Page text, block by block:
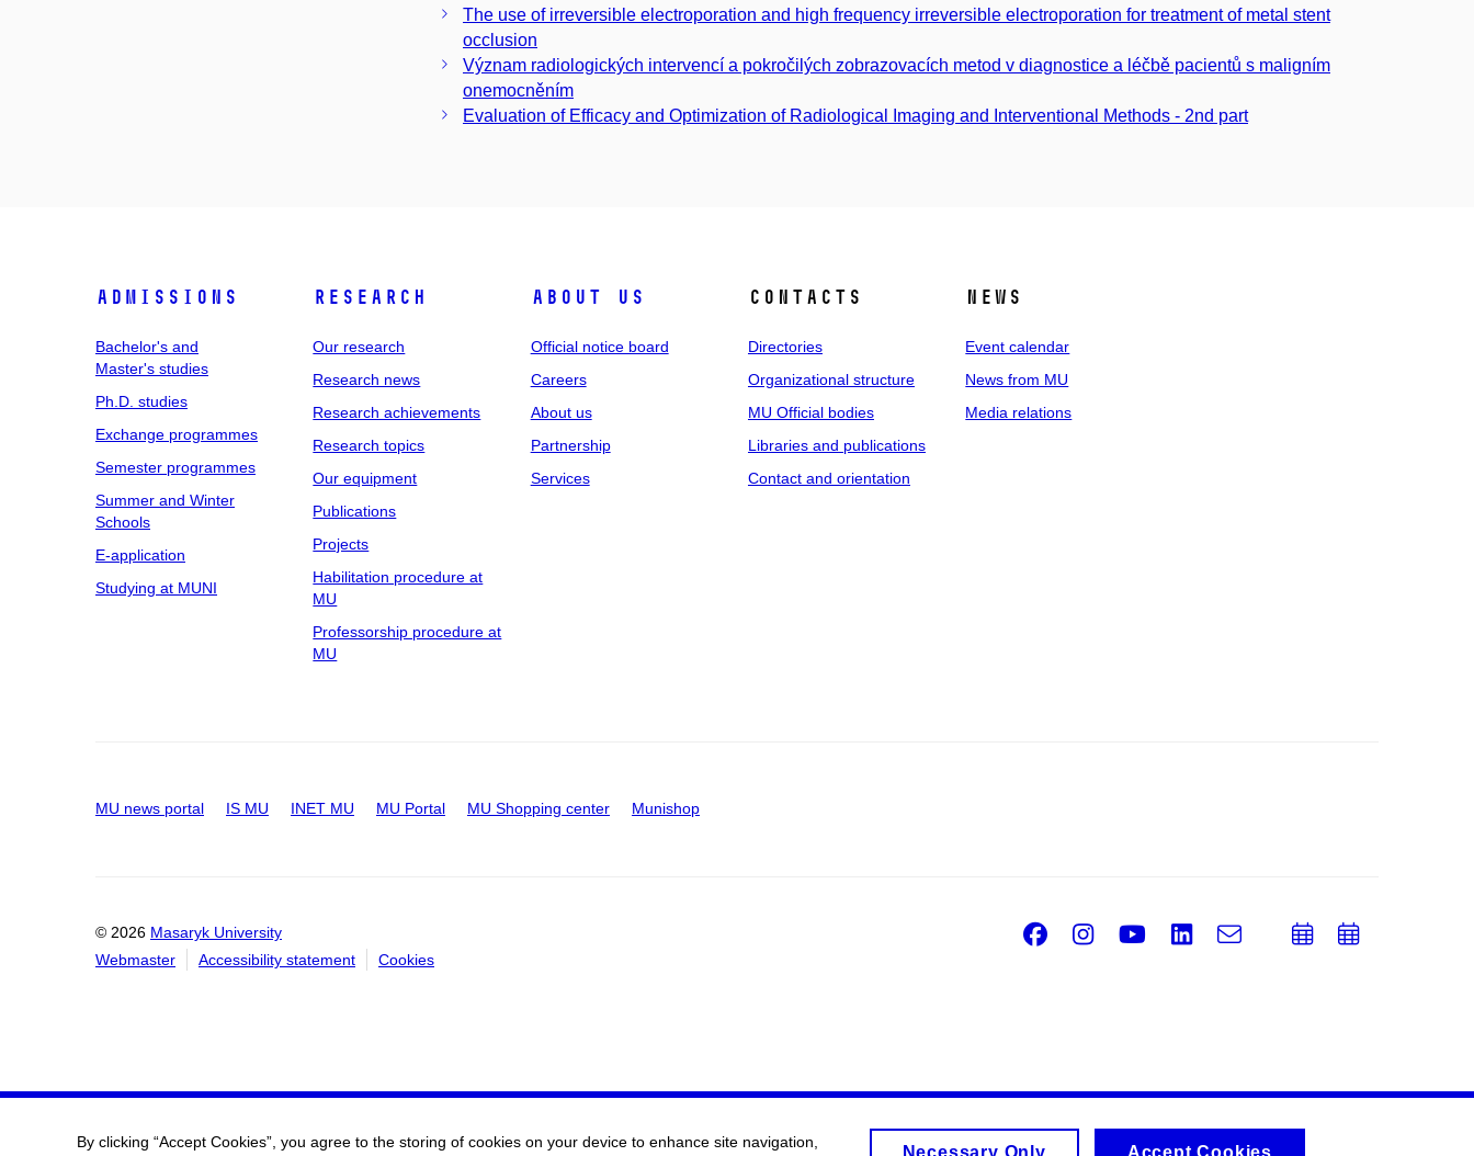
The use of irreversible electroporation and high frequency irreversible electroporation for treatment of metal stent
occlusion
Význam radiologických intervencí a pokročilých zobrazovacích metod v diagnostice a léčbě pacientů s maligním
onemocněním
Evaluation of Efficacy and Optimization of Radiological Imaging and Interventional Methods - 2nd part
Admissions
Bachelor's and
Master's studies
Ph.D. studies
Exchange programmes
Semester programmes
Summer and Winter
Schools
E-application
Studying at MUNI
Research
Our research
Research news
Research achievements
Research topics
Our equipment
Publications
Projects
Habilitation procedure at
MU
Professorship procedure at
MU
About us
Official notice board
Careers
About us
Partnership
Services
Contacts
Directories
Organizational structure
MU Official bodies
Libraries and publications
Contact and orientation
News
Event calendar
News from MU
Media relations
MU news portal IS MU INET MU MU Portal MU Shopping center Munishop
© 2026 Masaryk University
Webmaster
Accessibility statement Cookies
Facebook
Instagram
Youtube
LinkedIn
e-
AddAdd
By clicking “Accept Cookies”, you agree to the storing of cookies on your device to enhance site navigation,
Necessary Only Accept Cookies